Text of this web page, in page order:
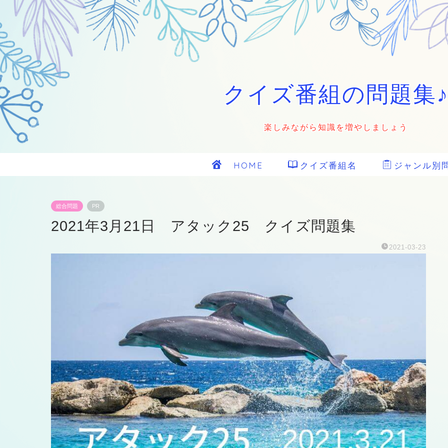
クイズ番組の問題集
楽しみながら知識を増やしましょう
HOME クイズ番組名 ジャンル別
総合問題 PR
2021年3月21日 アタック25 クイズ問題集
2021-03-23